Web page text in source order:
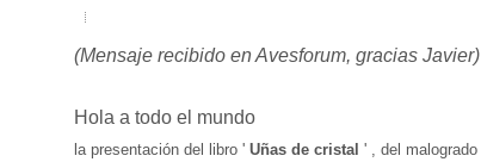
(Mensaje recibido en Avesforum, gracias Javier)
Hola a todo el mundo
la presentación del libro ' Uñas de cristal ' , del malogrado